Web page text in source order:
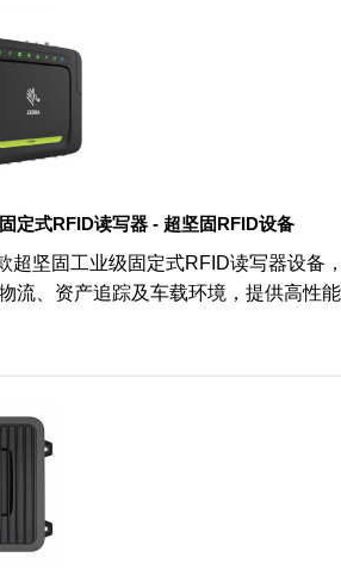
定式RFID读写器 - 超坚固RFID设备
超坚固工业级固定式RFID读写器设备
流、资产追踪及车载环境，提供高性